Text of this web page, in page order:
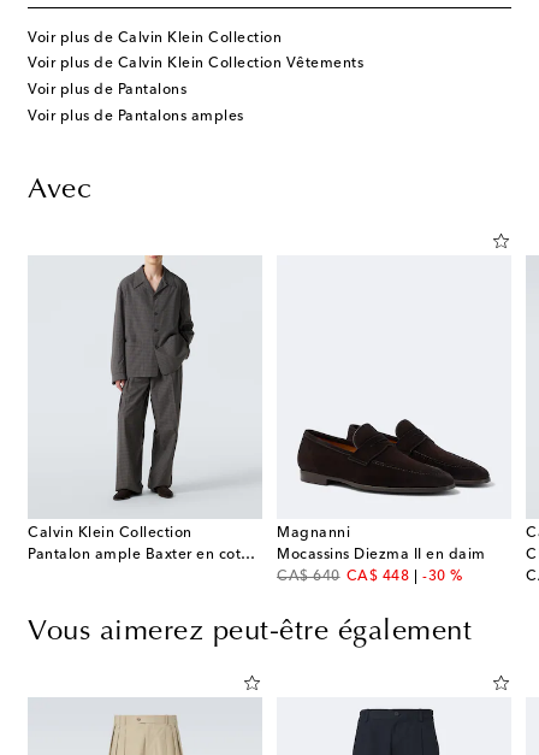
Voir plus de Calvin Klein Collection
Voir plus de Calvin Klein Collection Vêtements
Voir plus de Pantalons
Voir plus de Pantalons amples
Avec
Calvin Klein Collection
Pantalon ample Baxter en coton à carreaux
Magnanni
Mocassins Diezma II en daim
CA$ 640
original priceCA$ 448
discount price
-30 %
Vous aimerez peut-être également